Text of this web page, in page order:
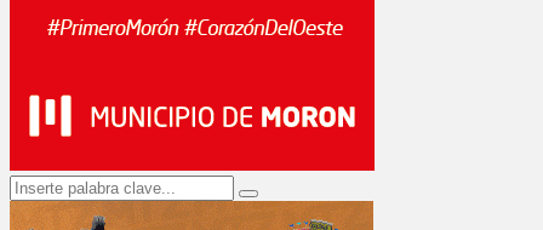
Search
for:
Search